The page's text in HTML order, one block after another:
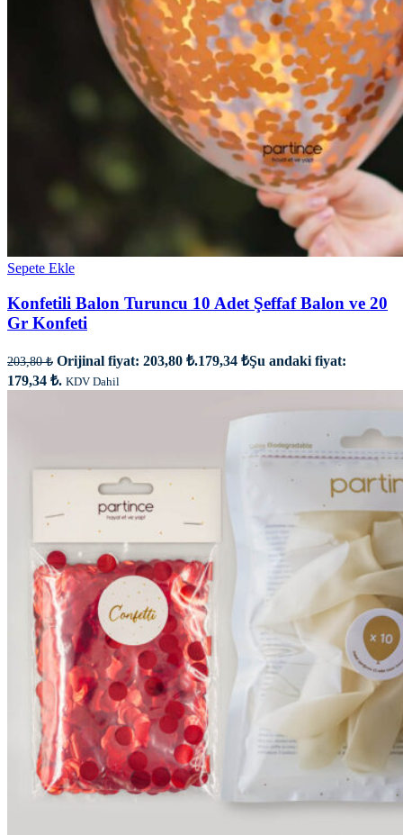
Sepete Ekle
Konfetili Balon Turuncu 10 Adet Şeffaf Balon ve 20
Gr Konfeti
203,80₺ Orijinal fiyat: 203,80 ₺.179,34 ₺Şu andaki fiyat:
179,34 ₺. KDV Dahil